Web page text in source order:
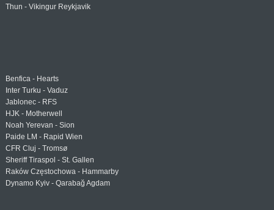
Thun - Vikingur Reykjavik
Benfica - Hearts
Inter Turku - Vaduz
Jablonec - RFS
HJK - Motherwell
Noah Yerevan - Sion
Paide LM - Rapid Wien
CFR Cluj - Tromsø
Sheriff Tiraspol - St. Gallen
Raków Częstochowa - Hammarby
Dynamo Kyiv - Qarabağ Agdam